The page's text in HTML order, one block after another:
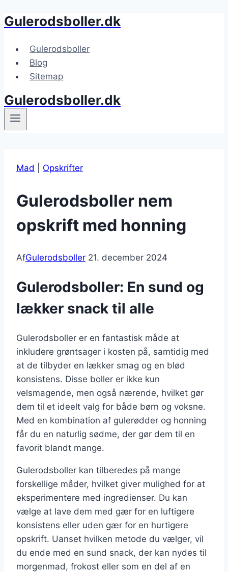
Fortsæt
indhold
Gulerodsboller.dk
Gulerodsboller
Blog
Sitemap
Gulerodsboller.dk
Mad Opskrifter
Gulerodsboller nem
opskrift med honning
AfGulerodsboller 21. december 2024
Gulerodsboller: En sund og
lækker snack til alle
Gulerodsboller er en fantastisk måde at
inkludere grøntsager i kosten på, samtidig med
at de tilbyder en lækker smag og en blød
konsistens. Disse boller er ikke kun
velsmagende, men også nærende, hvilket gør
dem til et ideelt valg for både børn og voksne.
Med en kombination af gulerødder og honning
får du en naturlig sødme, der gør dem til en
favorit blandt mange.
Gulerodsboller kan tilberedes på mange
forskellige måder, hvilket giver mulighed for at
eksperimentere med ingredienser. Du kan
vælge at lave dem med gær for en luftigere
konsistens eller uden gær for en hurtigere
opskrift. Uanset hvilken metode du vælger, vil
du ende med en sund snack, der kan nydes til
morgenmad, frokost eller som en del af en